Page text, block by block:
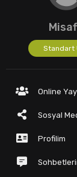
Standart
Online
Sosyal
Profilim